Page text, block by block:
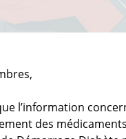
l’information
des